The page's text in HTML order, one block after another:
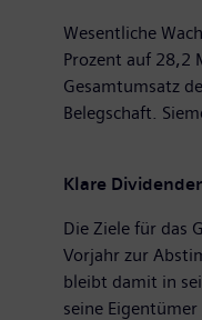
Wesentliche
Prozent auf 28,2
Gesamtumsatz
Belegschaft.
Klare
Die Ziele für das
Vorjahr zur
bleibt damit in
seine Eigentümer